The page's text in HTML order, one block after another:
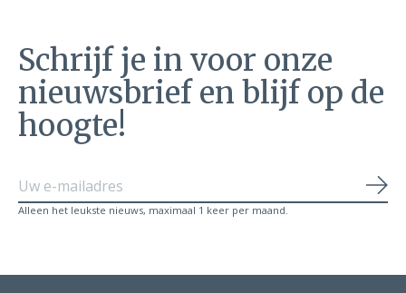
Schrijf je in voor onze
nieuwsbrief en blijf op de
hoogte!
Alleen het leukste nieuws, maximaal 1 keer per maand.